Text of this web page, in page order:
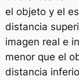
el objeto y el
distancia
imagen real e
menor que el
distancia